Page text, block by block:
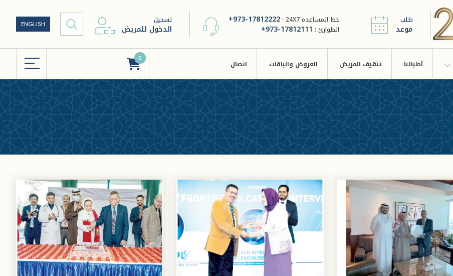
طلب
موعد
خط المساعدة 24X7 : +973-17812222
الطوارئ : +973-17812111
تسجيل
الدخول للمريض ENGLISH
أطبائنا تثقيف المريض العروض والباقات اتصال
0